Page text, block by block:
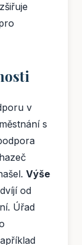
v
s
Výše
od
Úřad